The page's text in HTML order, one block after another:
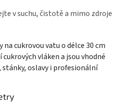
v suchu, čistotě a mimo zdroje
cukrovou vatu o délce 30 cm
vláken a jsou vhodné
oslavy i profesionální